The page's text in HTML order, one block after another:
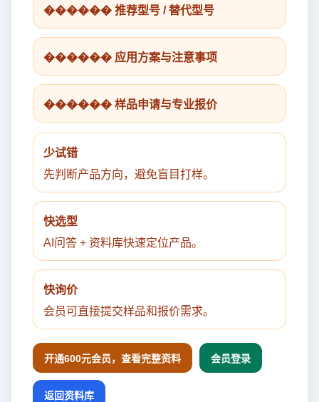
������ 推荐型号 / 替代型号
������ 应用方案与注意事项
������ 样品申请与专业报价
少试错
先判断产品方向，避免盲目打样。
快选型
AI问答 + 资料库快速定位产品。
快询价
会员可直接提交样品和报价需求。
开通600元会员，查看完整资料 会员登录
返回资料库